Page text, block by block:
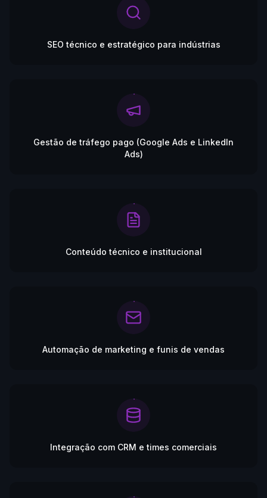
SEO técnico e estratégico para indústrias
Gestão de tráfego pago (Google Ads e LinkedIn
Ads)
Conteúdo técnico e institucional
Automação de marketing e funis de vendas
Integração com CRM e times comerciais